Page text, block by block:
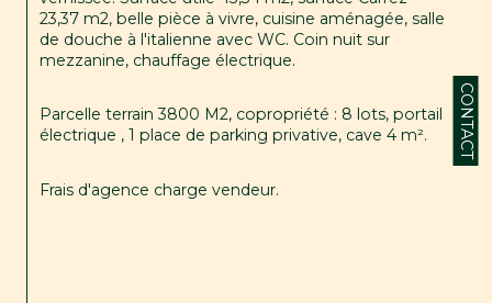
CONTACT
23,37 m2, belle pièce à vivre, cuisine aménagée, salle
de douche à l'italienne avec WC. Coin nuit sur
mezzanine, chauffage électrique.
Parcelle terrain 3800 M2, copropriété : 8 lots, portail
électrique , 1 place de parking privative, cave 4 m².
Frais d'agence charge vendeur.